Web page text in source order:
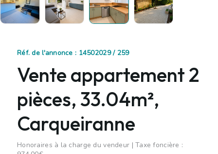
Réf. de l'annonce : 14502029 / 259
Vente appartement 2
pièces, 33.04m²,
Carqueiranne
Honoraires à la charge du vendeur | Taxe foncière :